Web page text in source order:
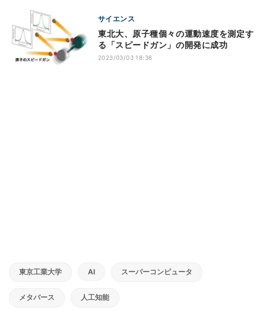
サイエンス
東北大、原子種個々の運動速度を測定す
る「スピードガン」の開発に成功
2023/03/03 18:36
東京工業大学 AI スーパーコンピュータ
メタバース 人工知能